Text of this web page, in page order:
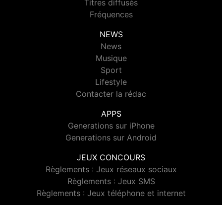
Titres diffusés
Fréquences
NEWS
News
Musique
Sport
Lifestyle
Contacter la rédac
APPS
Generations sur iPhone
Generations sur Android
JEUX CONCOURS
Règlements : Jeux réseaux sociaux
Règlements : Jeux SMS
Règlements : Jeux téléphone et internet